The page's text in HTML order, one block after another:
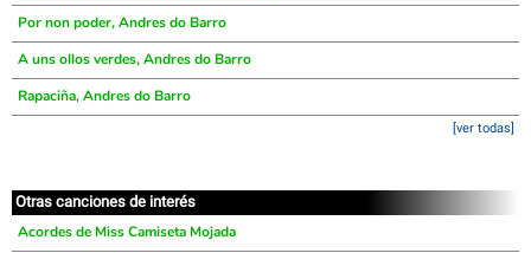
Por non poder, Andres do Barro
A uns ollos verdes, Andres do Barro
Rapaciña, Andres do Barro
[ver todas]
Otras canciones de interés
Acordes de Miss Camiseta Mojada